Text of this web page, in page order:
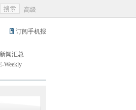
高级
订阅手机报
新闻汇总
Weekly